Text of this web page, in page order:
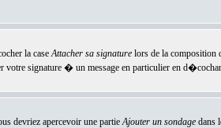
la caseAttacher sa signaturelors de la composition
signature � un message en particulier en
devriez apercevoir une partieAjouter un sondagedans